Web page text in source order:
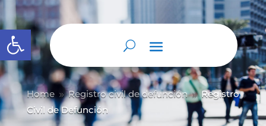
Abrir barra de herramientas
Home 9 Registro civil de defunción 9 Registro
Civil de Defunción